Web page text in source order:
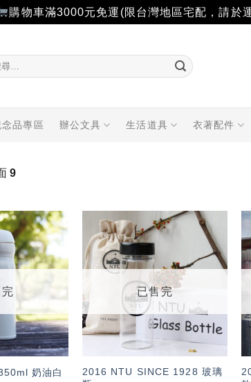
購物車滿3000元免運(限台灣地區宅配，請於
品專區 辦公文具 生活道具 衣著配件
9
加入
「願
望輕
奶油白
加入
「願
望輕
已售完
2016 NTU SINCE 1928 玻璃